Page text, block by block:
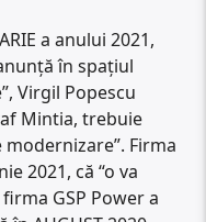
a anului 2021,
în spațiul
Virgil Popescu
Mintia, trebuie
Firma
2021, că “o va
GSP Power a